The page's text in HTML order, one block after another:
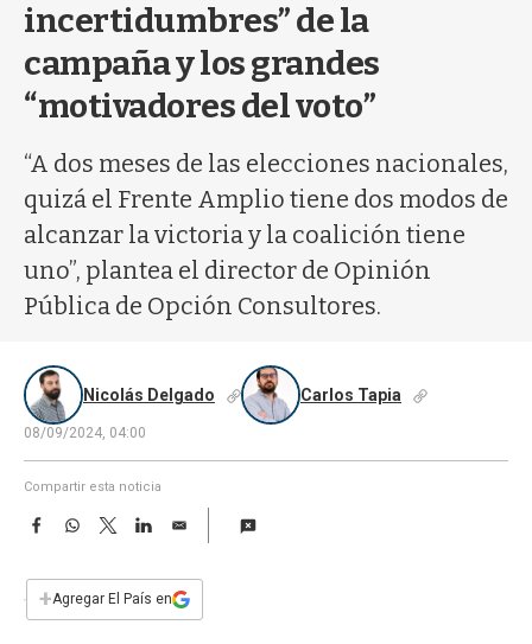
incertidumbres” de la
campaña y los grandes
“motivadores del voto”
“A dos meses de las elecciones nacionales,
quizá el Frente Amplio tiene dos modos de
alcanzar la victoria y la coalición tiene
uno”, plantea el director de Opinión
Pública de Opción Consultores.
Nicolás Delgado Carlos Tapia
08/09/2024, 04:00
Compartir esta noticia
F
e
b
W
s
T
w
t
L
E
i
l
+Agregar El País en